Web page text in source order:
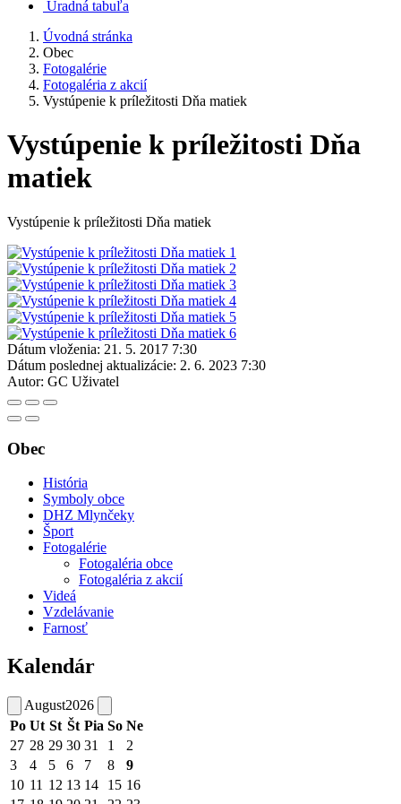
Úradná tabuľa
Úvodná stránka
Obec
Fotogalérie
Fotogaléria z akcií
Vystúpenie k príležitosti Dňa matiek
Vystúpenie k príležitosti Dňa
matiek
Vystúpenie k príležitosti Dňa matiek
Dátum vloženia: 21. 5. 2017 7:30
Dátum poslednej aktualizácie: 2. 6. 2023 7:30
Autor: GC Uživatel
Obec
História
Symboly obce
DHZ Mlynčeky
Šport
Fotogalérie
Fotogaléria obce
Fotogaléria z akcií
Videá
Vzdelávanie
Farnosť
Kalendár
August2026
Po Ut St Št Pia So Ne
27 28 29 30 31 1
2
3
4 5 6 7 8
9
10 11 12 13 14 15 16